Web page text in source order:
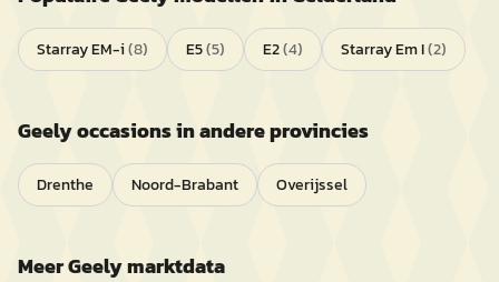
Starray EM-i(8) E5(5) E2(4) Starray Em I(2)
Geelyoccasions in andere provincies
Drenthe Noord-Brabant Overijssel
MeerGeelymarktdata